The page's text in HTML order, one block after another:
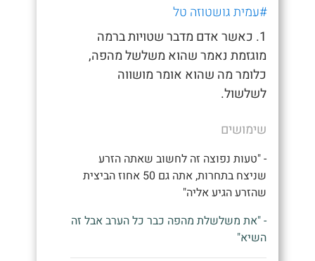
#עמית גושטוזה טל
1. כאשר אדם מדבר שטויות ברמה
מוגזמת נאמר שהוא משלשל מהפה,
כלומר מה שהוא אומר מושווה
לשלשול.
שימושים
- "טעות נפוצה זה לחשוב שאתה הזרע
שניצח בתחרות, אתה גם 50 אחוז הביצית
שהזרע הגיע אליה"
- "את משלשלת מהפה כבר כל הערב אבל זה
השיא"